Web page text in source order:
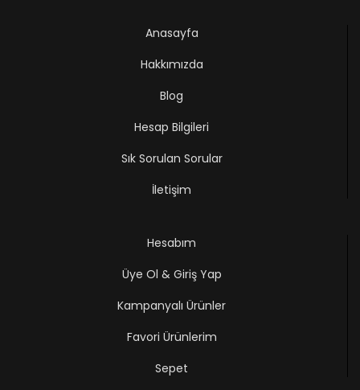
Anasayfa
Hakkımızda
Blog
Hesap Bilgileri
Sık Sorulan Sorular
İletişim
Hesabım
Üye Ol & Giriş Yap
Kampanyalı Ürünler
Favori Ürünlerim
Sepet